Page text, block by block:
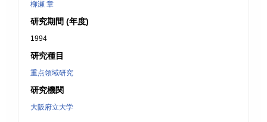
柳瀬 章
研究期間 (年度)
1994
研究種目
重点領域研究
研究機関
大阪府立大学